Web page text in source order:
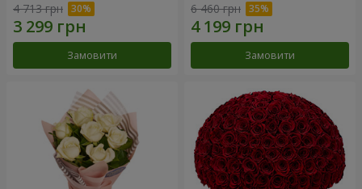
4 713 грн
Замовити
6 460 грн
Замовити